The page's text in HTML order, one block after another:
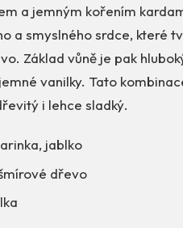
a jemným kořením
a smyslného srdce, které
Základ vůně je pak
vanilky. Tato
i lehce sladký.
jablko
dřevo